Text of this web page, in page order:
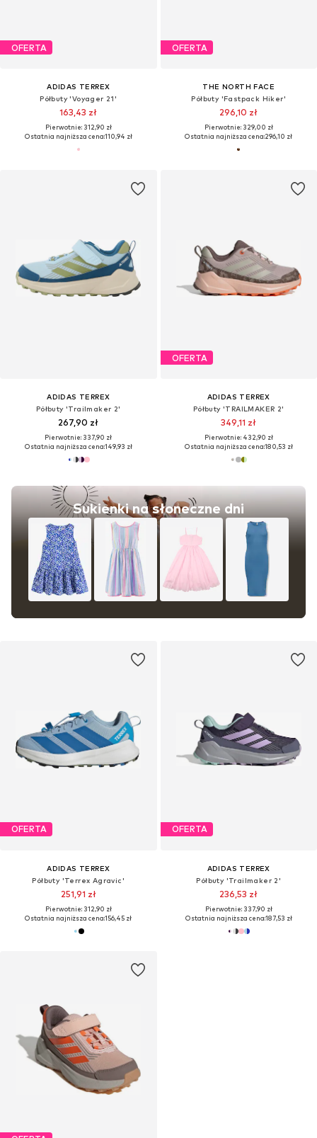
OFERTA
ADIDAS TERREX
Półbuty 'Voyager 21'
163,43 zł
Pierwotnie: 312,90 zł
Ostatnia najniższa cena:110,94 zł
OFERTA
THE NORTH FACE
Półbuty 'Fastpack Hiker'
296,10 zł
Pierwotnie: 329,00 zł
Ostatnia najniższa cena:296,10 zł
ADIDAS TERREX
Półbuty 'Trailmaker 2'
267,90 zł
Pierwotnie: 337,90 zł
Ostatnia najniższa cena:149,93 zł
Sukienki na słoneczne dni
OFERTA
ADIDAS TERREX
Półbuty 'TRAILMAKER 2'
349,11 zł
Pierwotnie: 432,90 zł
Ostatnia najniższa cena:180,53 zł
OFERTA
ADIDAS TERREX
Półbuty 'Terrex Agravic'
251,91 zł
Pierwotnie: 312,90 zł
Ostatnia najniższa cena:156,45 zł
OFERTA
ADIDAS TERREX
Półbuty 'Trailmaker 2'
236,53 zł
Pierwotnie: 337,90 zł
Ostatnia najniższa cena:187,53 zł